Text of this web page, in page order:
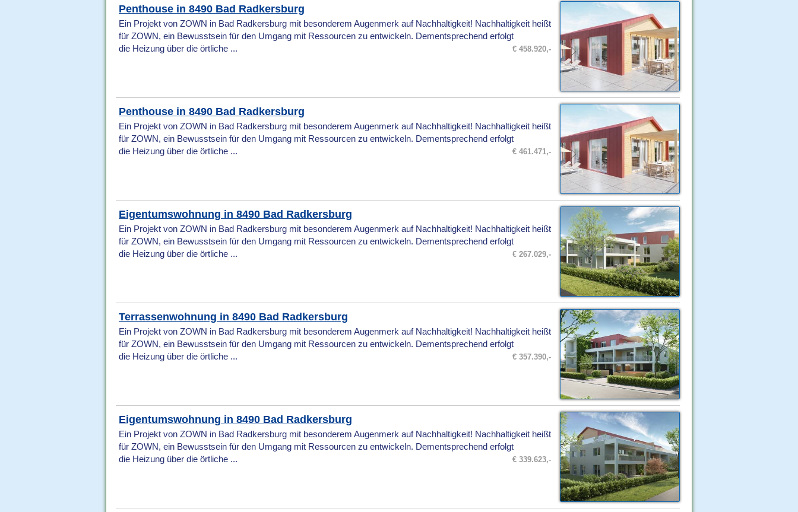
Penthouse in 8490 Bad Radkersburg
Ein Projekt von ZOWN in Bad Radkersburg mit besonderem Augenmerk auf Nachhaltigkeit! Nachhaltigkeit heißt
für ZOWN, ein Bewusstsein für den Umgang mit Ressourcen zu entwickeln. Dementsprechend erfolgt
die Heizung über die örtliche ...
€ 458.920,-
Penthouse in 8490 Bad Radkersburg
Ein Projekt von ZOWN in Bad Radkersburg mit besonderem Augenmerk auf Nachhaltigkeit! Nachhaltigkeit heißt
für ZOWN, ein Bewusstsein für den Umgang mit Ressourcen zu entwickeln. Dementsprechend erfolgt
die Heizung über die örtliche ...
€ 461.471,-
Eigentumswohnung in 8490 Bad Radkersburg
Ein Projekt von ZOWN in Bad Radkersburg mit besonderem Augenmerk auf Nachhaltigkeit! Nachhaltigkeit heißt
für ZOWN, ein Bewusstsein für den Umgang mit Ressourcen zu entwickeln. Dementsprechend erfolgt
die Heizung über die örtliche ...
€ 267.029,-
Terrassenwohnung in 8490 Bad Radkersburg
Ein Projekt von ZOWN in Bad Radkersburg mit besonderem Augenmerk auf Nachhaltigkeit! Nachhaltigkeit heißt
für ZOWN, ein Bewusstsein für den Umgang mit Ressourcen zu entwickeln. Dementsprechend erfolgt
die Heizung über die örtliche ...
€ 357.390,-
Eigentumswohnung in 8490 Bad Radkersburg
Ein Projekt von ZOWN in Bad Radkersburg mit besonderem Augenmerk auf Nachhaltigkeit! Nachhaltigkeit heißt
für ZOWN, ein Bewusstsein für den Umgang mit Ressourcen zu entwickeln. Dementsprechend erfolgt
die Heizung über die örtliche ...
€ 339.623,-